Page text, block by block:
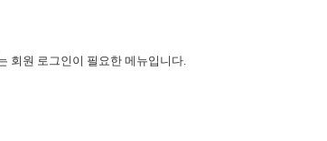
회원 로그인이 필요한 메뉴입니다.